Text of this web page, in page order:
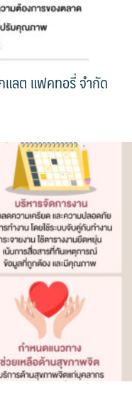
หอ
แลต แฟคทอรี่ จำกัด